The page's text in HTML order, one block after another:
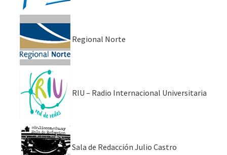
Regional Norte
RIU – Radio Internacional Universitaria
Sala de Redacción Julio Castro